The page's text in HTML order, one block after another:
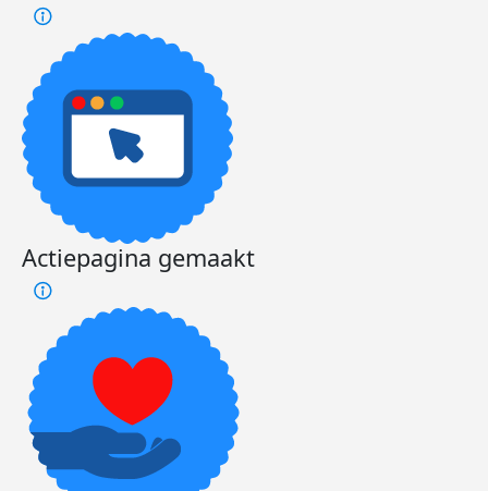
Actiepagina gemaakt